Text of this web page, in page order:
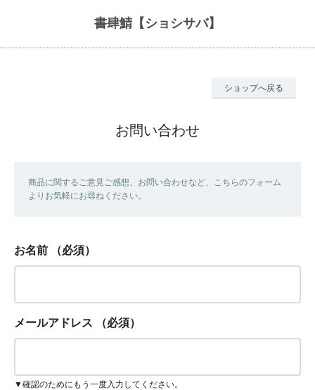
書肆鯖【ショシサバ】
ショップへ戻る
お問い合わせ
商品に関するご意見ご感想、お問い合わせなど、こちらのフォーム
よりお気軽にお尋ねください。
お名前 （必須）
メールアドレス （必須）
▼確認のためにもう一度入力してください。